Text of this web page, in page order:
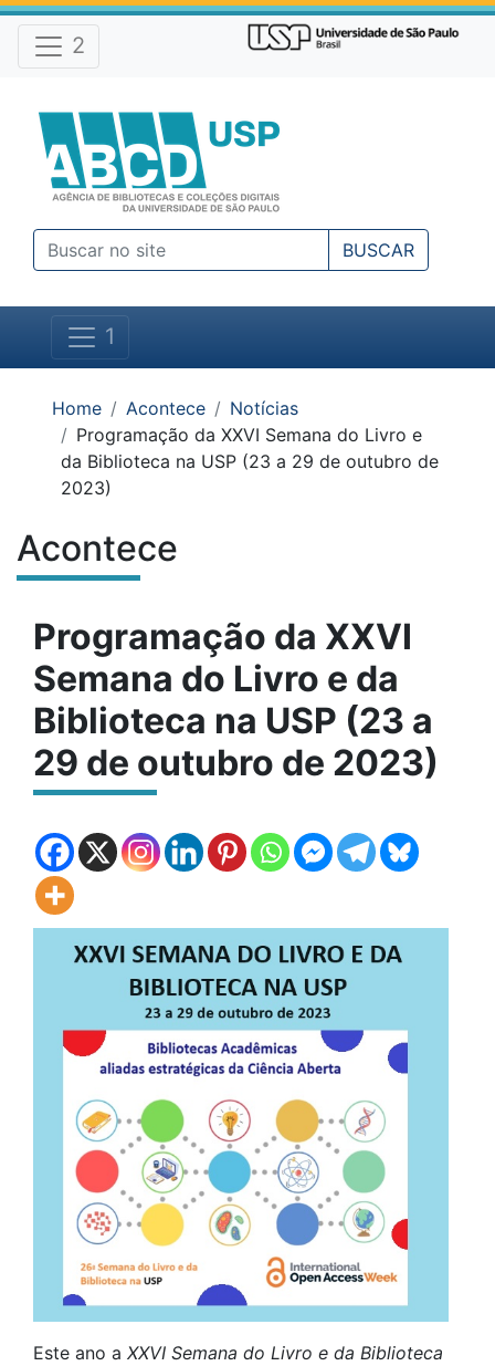
e Ferramentas do site
Ir para o conteúdo [1]
Ir para o menu [2]
Ir para a busca [3]
2
BUSCAR
1
Home Acontece
Notícias
Programação da XXVI Semana do Livro e
da Biblioteca na USP (23 a 29 de outubro de
2023)
Conteúdo do site
Acontece
Programação da XXVI
Semana do Livro e da
Biblioteca na USP (23 a
29 de outubro de 2023)
Este ano a XXVI Semana do Livro e da Biblioteca